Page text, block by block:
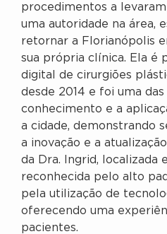
procedimentos a
uma autoridade na área,
retornar a Florianópolis
sua própria clínica. Ela é
digital de cirurgiões
desde 2014 e foi uma
conhecimento e a
a cidade, demonstrando
a inovação e a
da Dra. Ingrid, localizada
reconhecida pelo alto
pela utilização de
oferecendo uma
pacientes.